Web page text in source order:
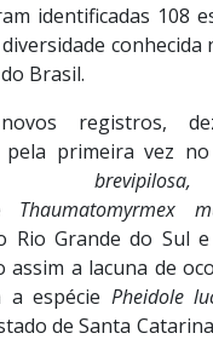
identificadas 108
conhecida
Brasil.
registros,
pela primeira vez
Thaumatomyrmex
Rio Grande do Sul
assim a lacuna de
a espécie Pheidole
de Santa